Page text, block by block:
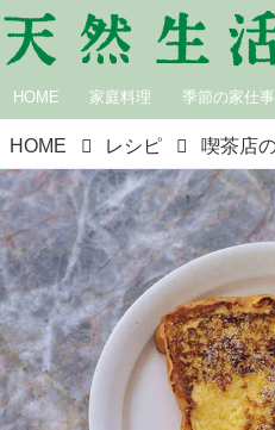
HOME 家庭料理 季節の家仕事
HOME レシピ